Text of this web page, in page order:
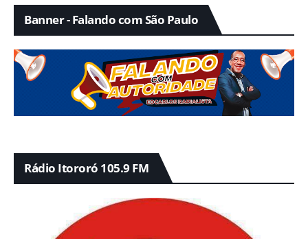
Banner - Falando com São Paulo
Rádio Itororó 105.9 FM